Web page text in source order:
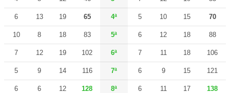
6 13 19 65 4ª 5 10 15 70
10 8 18 83 5ª 6 12 18 88
7 12 19 102 6ª 7 11 18 106
5 9 14 116 7ª 6 9 15 121
6 6 12 128 8ª 6 11 17 138